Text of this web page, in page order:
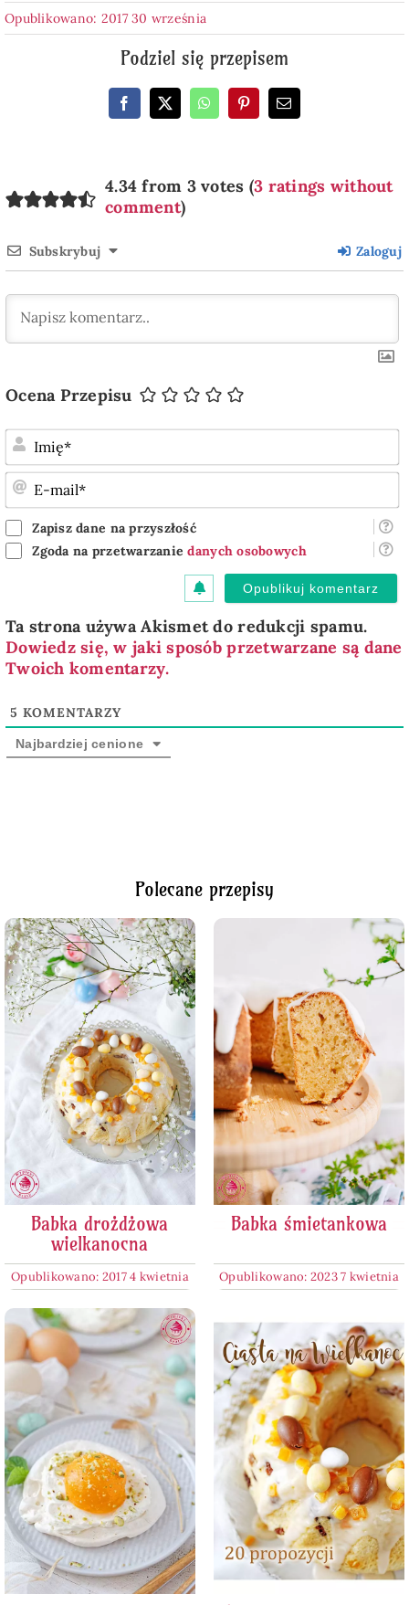
Opublikowano: 2017 30 września
Podziel się przepisem
4.34 from 3 votes (3 ratings without
comment)
Subskrybuj Zaloguj
Ocena Przepisu
Zapisz dane na przyszłość
Zgoda na przetwarzaniedanych osobowych
Ta strona używa Akismet do redukcji spamu.
Dowiedz się, w jaki sposób przetwarzane są dane
Twoich komentarzy.
5 KOMENTARZY
Najbardziej cenione
Polecane przepisy
Babka drożdżowa
wielkanocna
Opublikowano: 2017 4 kwietnia
Babka śmietankowa
Opublikowano: 2023 7 kwietnia